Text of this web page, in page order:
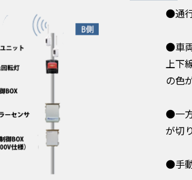
●通
●車
上下
の色
●一
が切
●手